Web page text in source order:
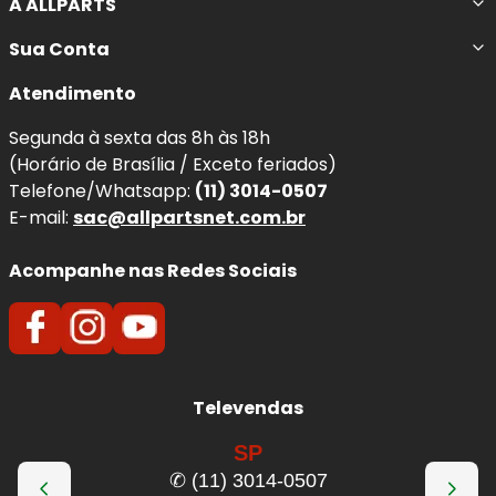
irregular dos pneus, vazamento de óleo e
Benefícios imediatos da troca:
Mais estabilidadeem curvas, frenagens e
mudanças de direção.
Maior conforto ao dirigir, com melhor
absorção de impactos.
Redução de balanço e oscilações
dianteira do veículo.
Melhor contato dos pneus com o solo
favorecendo a dirigibilidade.
Menor desgaste de pneus e componentes
Sua Conta
Atendimento
Segunda à sexta das 8h às 18h
(Horário de Brasília / Exceto feriados)
Telefone/Whatsapp: (11) 3014-0507
E-mail: sac@allpartsnet.com.br
Acompanhe nas Redes Sociais
Televendas
SP
✆ (11) 3014-0507